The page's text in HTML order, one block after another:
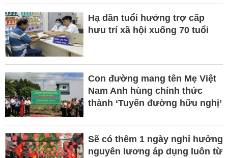
Hạ dần tuổi hưởng trợ cấp
hưu trí xã hội xuống 70 tuổi
Con đường mang tên Mẹ Việt
Nam Anh hùng chính thức
thành ‘Tuyến đường hữu nghị’
Sẽ có thêm 1 ngày nghỉ hưởng
nguyên lương áp dụng luôn từ